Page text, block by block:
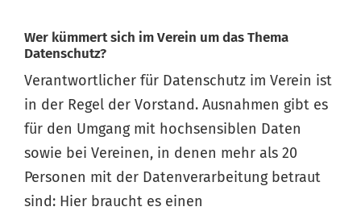
Wer kümmert sich im Verein um das Thema
Datenschutz?
Verantwortlicher für Datenschutz im Verein ist
in der Regel der Vorstand. Ausnahmen gibt es
für den Umgang mit hochsensiblen Daten
sowie bei Vereinen, in denen mehr als 20
Personen mit der Datenverarbeitung betraut
sind: Hier braucht es einen